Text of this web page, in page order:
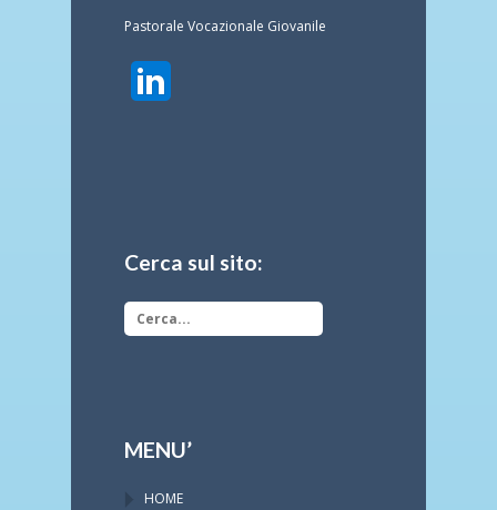
Pastorale Vocazionale Giovanile
Cerca sul sito:
MENU’
HOME